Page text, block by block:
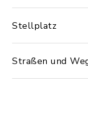
Stellplatz
Straßen und